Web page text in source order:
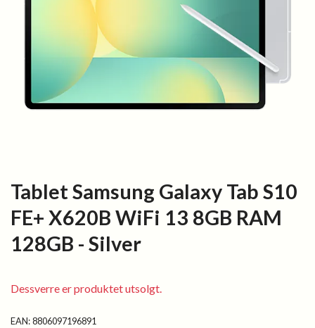
Tablet Samsung Galaxy Tab S10
FE+ X620B WiFi 13 8GB RAM
128GB - Silver
Dessverre er produktet utsolgt.
EAN:8806097196891